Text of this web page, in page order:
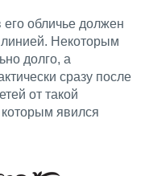
обличье должен
линией. Некоторым
долго, а
сразу после
от такой
явился